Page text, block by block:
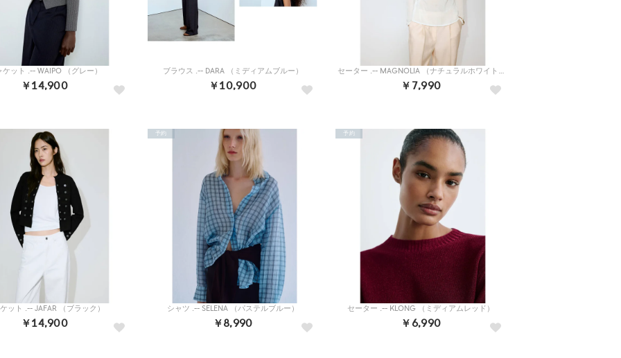
ケット .-- WAIPO （グレー）
￥14,900
ブラウス .-- DARA （ミディアムブルー）
￥10,900
セーター .-- MAGNOLIA （ナチュラルホワイト）
￥7,990
ット .-- JAFAR （ブラック）
￥14,900
シャツ .-- SELENA （パステルブルー）
￥8,990
予約
セーター .-- KLONG （ミディアムレッド）
￥6,990
予約